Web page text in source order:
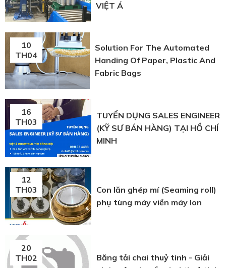
VIỆT Á
10
TH04
Solution For The Automated
Handing Of Paper, Plastic And
Fabric Bags
16
TH03
TUYỂN DỤNG SALES ENGINEER
(KỸ SƯ BÁN HÀNG) TẠI HỒ CHÍ
MINH
12
TH03
Con lăn ghép mí (Seaming roll)
phụ tùng máy viền máy lon
20
TH02
Băng tải chai thuỷ tinh - Giải